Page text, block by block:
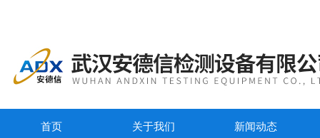
首页 关于我们 新闻动态